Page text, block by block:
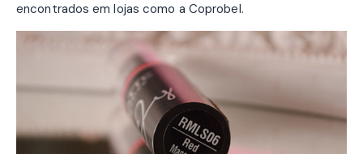
encontrados em lojas como a Coprobel.